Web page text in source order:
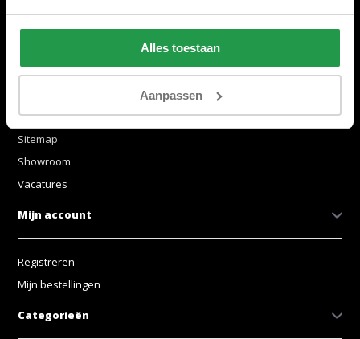
Alles toestaan
Aanpassen
Retourneren
Garantie
Contact
Sitemap
Showroom
Vacatures
Mijn account
Registreren
Mijn bestellingen
Categorieën